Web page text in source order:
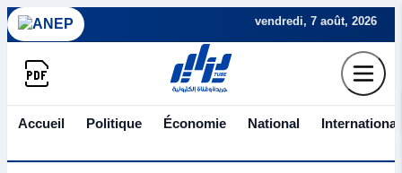
vendredi, 7 août, 2026
Accueil Politique Économie National International